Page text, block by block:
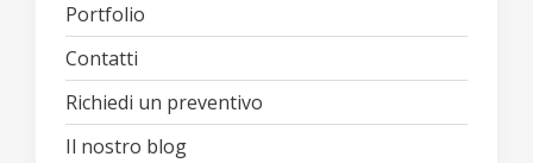
Portfolio
Contatti
Richiedi un preventivo
Il nostro blog